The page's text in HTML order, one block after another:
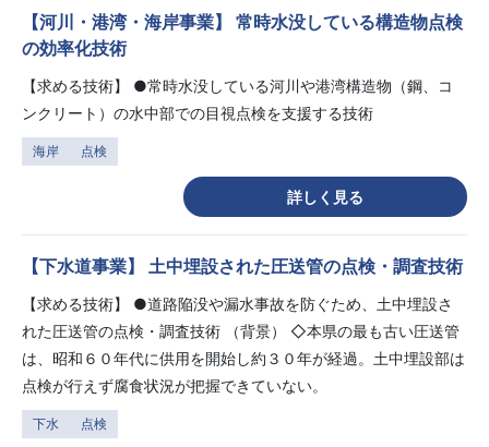
【河川・港湾・海岸事業】 常時水没している構造物点検
の効率化技術
【求める技術】 ●常時水没している河川や港湾構造物（鋼、コ
ンクリート）の水中部での目視点検を支援する技術
海岸 点検
詳しく見る
【下水道事業】 土中埋設された圧送管の点検・調査技術
【求める技術】 ●道路陥没や漏水事故を防ぐため、土中埋設さ
れた圧送管の点検・調査技術 （背景） ◇本県の最も古い圧送管
は、昭和６０年代に供用を開始し約３０年が経過。土中埋設部は
点検が行えず腐食状況が把握できていない。
下水 点検